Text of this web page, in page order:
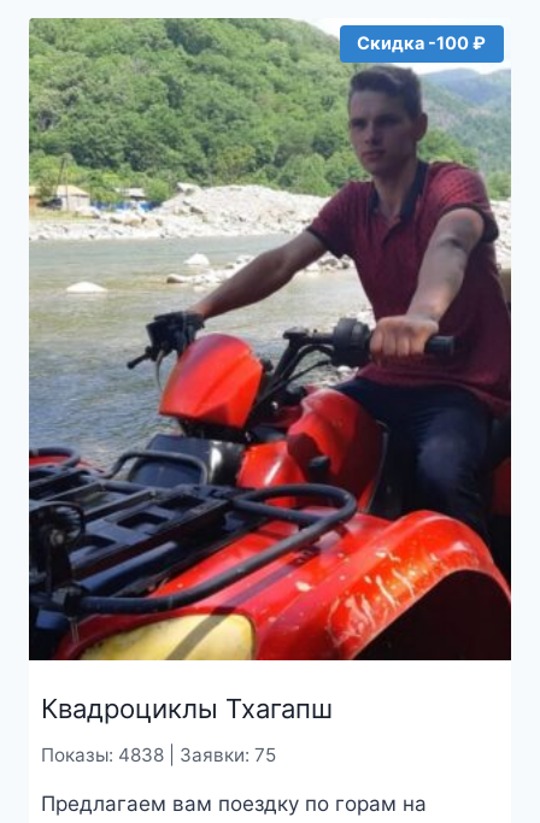
Скидка -100 ₽
Квадроциклы Тхагапш
Показы: 4838 | Заявки: 75
Предлагаем вам поездку по горам на